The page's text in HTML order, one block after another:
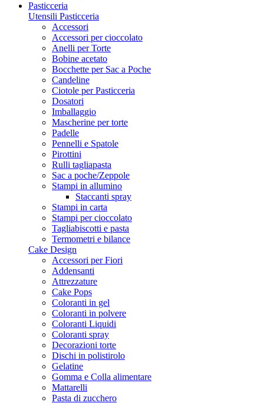
Pasticceria
Utensili Pasticceria
Accessori
Accessori per cioccolato
Anelli per Torte
Bobine acetato
Bocchette per Sac a Poche
Candeline
Ciotole per Pasticceria
Dosatori
Imballaggio
Mascherine per torte
Padelle
Pennelli e Spatole
Pirottini
Rulli tagliapasta
Sac a poche/Zeppole
Stampi in allumino
Staccanti spray
Stampi in carta
Stampi per cioccolato
Tagliabiscotti e pasta
Termometri e bilance
Cake Design
Accessori per Fiori
Addensanti
Attrezzature
Cake Pops
Coloranti in gel
Coloranti in polvere
Coloranti Liquidi
Coloranti spray
Decorazioni torte
Dischi in polistirolo
Gelatine
Gomma e Colla alimentare
Mattarelli
Pasta di zucchero